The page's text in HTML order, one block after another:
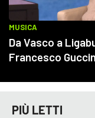
PIÙ LETTI